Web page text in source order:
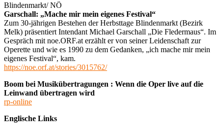
Blindenmarkt/ NÖ
Garschall: „Mache mir mein eigenes Festival“
Zum 30-jährigen Bestehen der Herbsttage Blindenmarkt (Bezirk
Melk) präsentiert Intendant Michael Garschall „Die Fledermaus“. Im
Gespräch mit noe.ORF.at erzählt er von seiner Leidenschaft zur
Operette und wie es 1990 zu dem Gedanken, „ich mache mir mein
eigenes Festival“, kam.
https://noe.orf.at/stories/3015762/
Boom bei Musikübertragungen : Wenn die Oper live auf die
Leinwand übertragen wird
rp-online
Englische Links